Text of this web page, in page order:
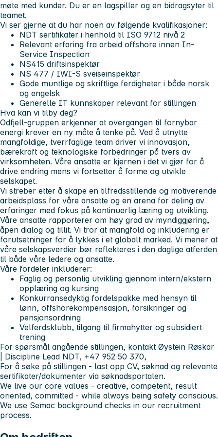
møte med kunder. Du er en lagspiller og en bidragsyter til
teamet.
Vi ser gjerne at du har noen av følgende kvalifikasjoner:
NDT sertifikater i henhold til ISO 9712 nivå 2
Relevant erfaring fra arbeid offshore innen In-
Service Inspection
NS415 driftsinspektør
NS 477 / IWI-S sveiseinspektør
Gode muntlige og skriftlige ferdigheter i både norsk
og engelsk
Generelle IT kunnskaper relevant for stillingen
Hva kan vi tilby deg?
Odfjell-gruppen erkjenner at overgangen til fornybar
energi krever en ny måte å tenke på. Ved å utnytte
mangfoldige, tverrfaglige team driver vi innovasjon,
bærekraft og teknologiske forbedringer på tvers av
virksomheten. Våre ansatte er kjernen i det vi gjør for å
drive endring mens vi fortsetter å forme og utvikle
selskapet.
Vi streber etter å skape en tilfredsstillende og motiverende
arbeidsplass for våre ansatte og en arena for deling av
erfaringer med fokus på kontinuerlig læring og utvikling.
Våre ansatte rapporterer om høy grad av myndiggjøring,
åpen dialog og tillit. Vi tror at mangfold og inkludering er
forutsetninger for å lykkes i et globalt marked. Vi mener at
våre selskapsverdier bør reflekteres i den daglige atferden
til både våre ledere og ansatte.
Våre fordeler inkluderer:
Faglig og personlig utvikling gjennom intern/ekstern
opplæring og kursing
Konkurransedyktig fordelspakke med hensyn til
lønn, offshorekompensasjon, forsikringer og
pensjonsordning
Velferdsklubb, tilgang til firmahytter og subsidiert
trening
For spørsmål angående stillingen, kontakt Øystein Røskar
| Discipline Lead NDT, +47 952 50 370,
For å søke på stillingen - last opp CV, søknad og relevante
sertifikater/dokumenter via søknadsportalen.
We live our core values - creative, competent, result
oriented, committed - while always being safety conscious.
We use Semac background checks in our recruitment
process.